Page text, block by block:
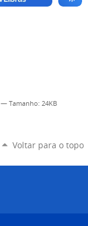
— Tamanho: 24KB
Voltar para o topo